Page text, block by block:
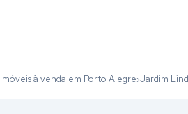
Imóveis à venda em Porto Alegre›Jardim